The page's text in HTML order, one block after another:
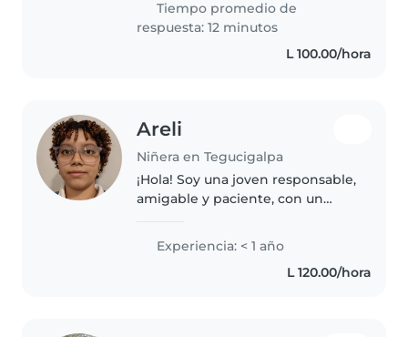
Tiempo promedio de
respuesta: 12 minutos
L 100.00/hora
Areli
Niñera en Tegucigalpa
¡Hola! Soy una joven responsable,
amigable y paciente, con un
Aunque recién empiezo en el
cuidado de niños, me encanta
interactuar con niños en edad..
Experiencia: < 1 año
L 120.00/hora